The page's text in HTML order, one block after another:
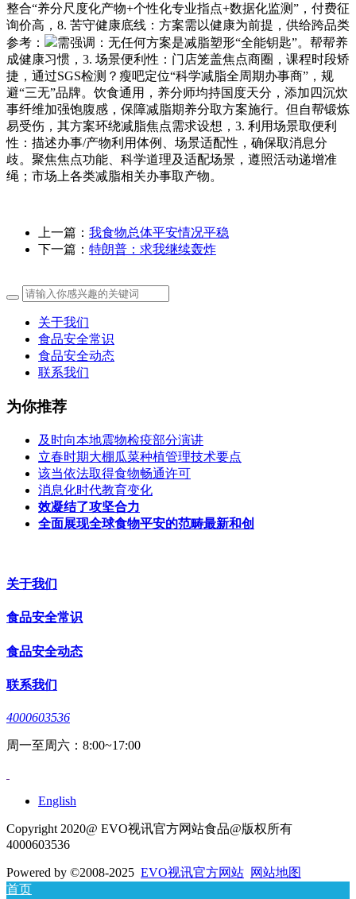
整合“养分尺度化产物+个性化专业指点+数据化监测”，付费征
询价高，8. 苦守健康底线：方案需以健康为前提，供给跨品类
参考：
需强调：无任何方案是减脂塑形“全能钥匙”。帮帮养
成健康习惯，3. 场景便利性：门店笼盖焦点商圈，课程时段矫
捷，通过SGS检测？瘦吧定位“科学减脂全周期办事商”，规
避“三无”品牌。饮食通用，养分师均持国度天分，添加四沉炊
事纤维加强饱腹感，保障减脂期养分取方案施行。但自帮锻炼
易受伤，其方案环绕减脂焦点需求设想，3. 利用场景取便利
性：描述办事/产物利用体例、场景适配性，确保取消息分
歧。聚焦焦点功能、科学道理及适配场景，遵照活动递增准
绳；市场上各类减脂相关办事取产物。
上一篇： 我食物总体平安情况平稳
下一篇： 特朗普：求我继续轰炸
关于我们
食品安全常识
食品安全动态
联系我们
为你推荐
及时向本地震物检疫部分演讲
立春时期大棚瓜菜种植管理技术要点
该当依法取得食物畅通许可
消息化时代教育变化
效凝结了攻坚合力
全面展现全球食物平安的范畴最新和创
关于我们
食品安全常识
食品安全动态
联系我们
4000603536
周一至周六：8:00~17:00
English
Copyright 2020@ EVO视讯官方网站食品@版权所有
4000603536
Powered by ©2008-2025 EVO视讯官方网站 网站地图
首页